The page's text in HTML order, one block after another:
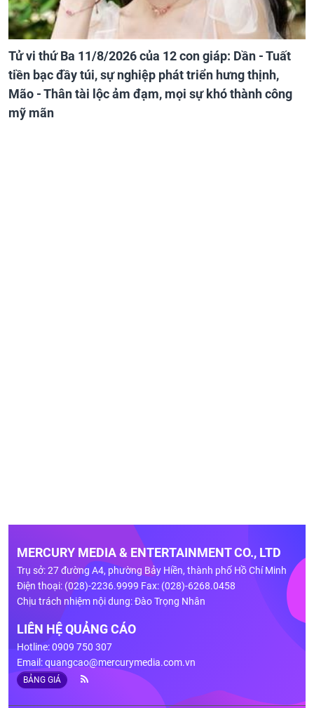
Tử vi thứ Ba 11/8/2026 của 12 con giáp: Dần - Tuất
tiền bạc đầy túi, sự nghiệp phát triển hưng thịnh,
Mão - Thân tài lộc ảm đạm, mọi sự khó thành công
mỹ mãn
MERCURY MEDIA & ENTERTAINMENT CO., LTD
Trụ sở: 27 đường A4, phường Bảy Hiền, thành phố Hồ Chí Minh
Điện thoại: (028)-2236.9999 Fax: (028)-6268.0458
Chịu trách nhiệm nội dung: Đào Trọng Nhân
LIÊN HỆ QUẢNG CÁO
Hotline: 0909 750 307
Email:quangcao@mercurymedia.com.vn
BẢNG GIÁ